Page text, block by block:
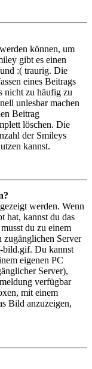
können, um
gibt es einen
:( traurig. Die
eines Beitrags
nicht zu häufig zu
unlesbar machen
Beitrag
löschen. Die
der Smileys
kannst.
werden. Wenn
hat, kannst du das
du zu einem
Server
bild.gif. Du kannst
eigenen PC
Server),
verfügbar
mit einem
Bild anzuzeigen,